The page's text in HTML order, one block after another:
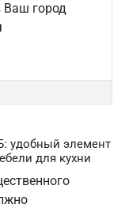
Ваш город
удобный элемент
для кухни